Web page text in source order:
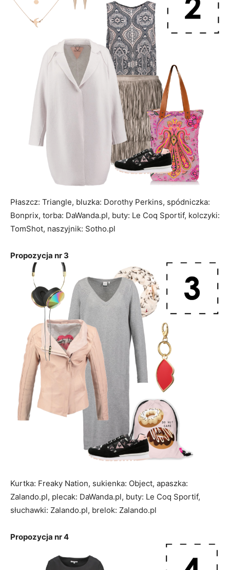
Płaszcz: Triangle, bluzka: Dorothy Perkins, spódniczka:
Bonprix, torba: DaWanda.pl, buty: Le Coq Sportif, kolczyki:
TomShot, naszyjnik: Sotho.pl
Propozycja nr 3
Kurtka: Freaky Nation, sukienka: Object, apaszka:
Zalando.pl, plecak: DaWanda.pl, buty: Le Coq Sportif,
słuchawki: Zalando.pl, brelok: Zalando.pl
Propozycja nr 4